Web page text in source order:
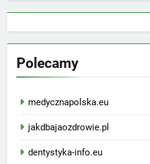
Polecamy
medycznapolska.eu
jakdbajaozdrowie.pl
dentystyka-info.eu